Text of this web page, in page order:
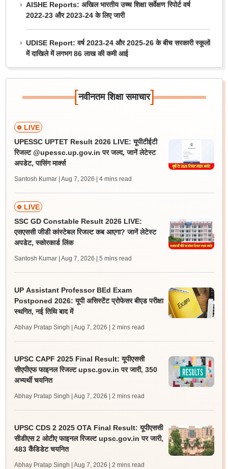
AISHE Reports: अखिल भारतीय उच्च शिक्षा सर्वेक्षण रिपोर्ट वर्ष
2022-23 और 2023-24 के लिए जारी
UDISE Report: वर्ष 2023-24 और 2025-26 के बीच सरकारी स्कूलों
में दाखिले में लगभग 86 लाख की कमी आई
[नवीनतम शिक्षा समाचार]
LIVE
UPESSC UPTET Result 2026 LIVE: यूपीटीईटी
रिजल्ट @upessc.up.gov.in पर जल्द, जानें लेटेस्ट
अपडेट, पासिंग मार्क्स
Santosh Kumar | Aug 7, 2026 | 4 mins read
LIVE
SSC GD Constable Result 2026 LIVE:
एसएससी जीडी कांस्टेबल रिजल्ट कब आएगा? जानें लेटेस्ट
अपडेट, स्कोरकार्ड लिंक
Santosh Kumar | Aug 7, 2026 | 5 mins read
UP Assistant Professor BEd Exam
Postponed 2026: यूपी असिस्टेंट प्रोफेसर बीएड परीक्षा
स्थगित, नई तिथि बाद में
Abhay Pratap Singh | Aug 7, 2026 | 2 mins read
UPSC CAPF 2025 Final Result: यूपीएससी
सीएपीएफ फाइनल रिजल्ट upsc.gov.in पर जारी, 350
अभ्यर्थी चयनित
Abhay Pratap Singh | Aug 7, 2026 | 2 mins read
UPSC CDS 2 2025 OTA Final Result: यूपीएससी
सीडीएस 2 ओटीए फाइनल रिजल्ट upsc.gov.in पर जारी,
483 कैंडिडेट चयनित
Abhay Pratap Singh | Aug 7, 2026 | 2 mins read